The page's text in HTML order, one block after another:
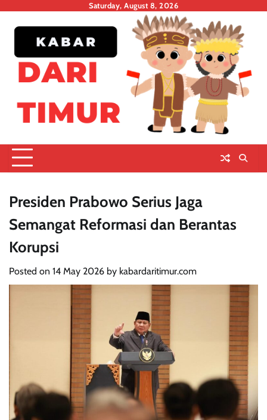
Saturday, August 8, 2026
Presiden Prabowo Serius Jaga
Semangat Reformasi dan Berantas
Korupsi
Posted on 14 May 2026 by kabardaritimur.com